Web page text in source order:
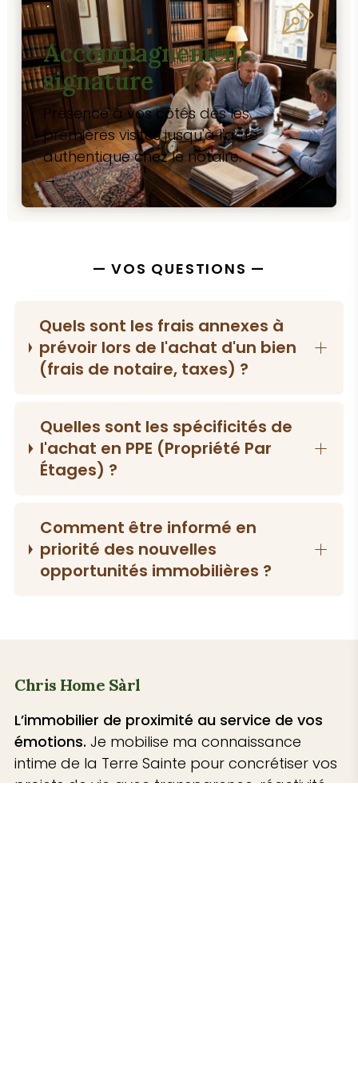
Accompagnement
signature
Présence à vos côtés dès les
premières visites jusqu'à l'acte
authentique chez le notaire.
→
— VOS QUESTIONS —
Quels sont les frais annexes à
prévoir lors de l'achat d'un bien
(frais de notaire, taxes) ?
Quelles sont les spécificités de
l'achat en PPE (Propriété Par
Étages) ?
Comment être informé en
priorité des nouvelles
opportunités immobilières ?
Chris Home Sàrl
L’immobilier de proximité au service de vos
émotions. Je mobilise ma connaissance
intime de la Terre Sainte pour concrétiser vos
projets de vie avec transparence, réactivité